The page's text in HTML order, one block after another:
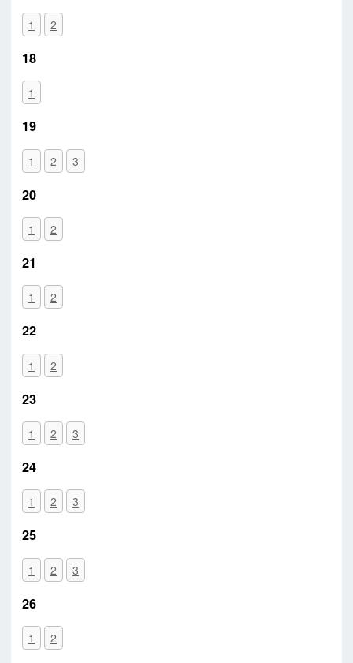
1 2
18
1
19
1 2 3
20
1 2
21
1 2
22
1 2
23
1 2 3
24
1 2 3
25
1 2 3
26
1 2